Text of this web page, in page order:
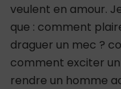
veulent en amour.
que : comment
draguer un mec ?
comment exciter
rendre un homme